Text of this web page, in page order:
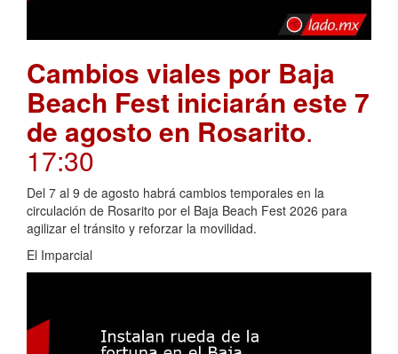
Cambios viales por Baja
Beach Fest iniciarán este 7
de agosto en Rosarito.
17:30
Del 7 al 9 de agosto habrá cambios temporales en la
circulación de Rosarito por el Baja Beach Fest 2026 para
agilizar el tránsito y reforzar la movilidad.
El Imparcial